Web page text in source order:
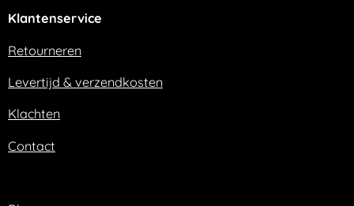
b
o
a
r
m
Klantenservice
Retourneren
Levertijd & verzendkosten
Klachten
Contact